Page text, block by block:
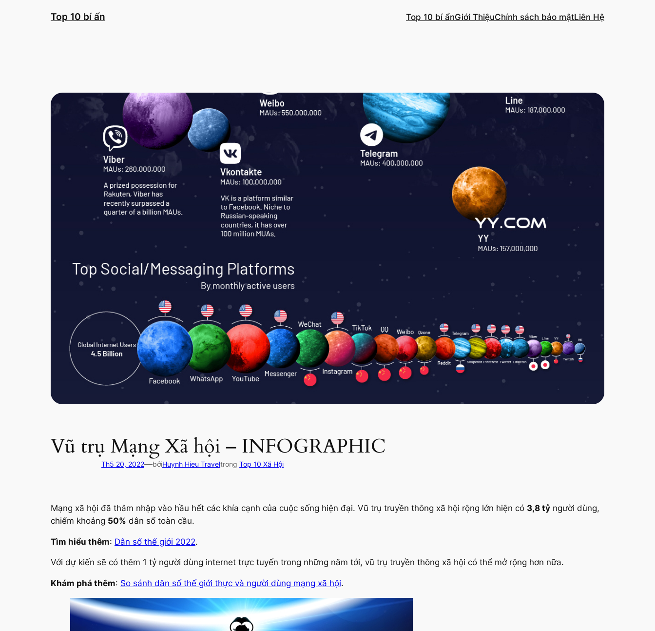
Top 10 bí ấn Top 10 bí ẩnGiới ThiệuChính sách bảo mậtLiên Hệ
Vũ trụ Mạng Xã hội – INFOGRAPHIC
Th5 20, 2022—bởiHuynh Hieu Traveltrong Top 10 Xã Hội
Mạng xã hội đã thâm nhập vào hầu hết các khía cạnh của cuộc sống hiện đại. Vũ trụ truyền thông xã hội rộng lớn hiện có 3,8 tỷ người dùng,
chiếm khoảng 50% dân số toàn cầu.
Tìm hiểu thêm: Dân số thế giới 2022.
Với dự kiến ​​sẽ có thêm 1 tỷ người dùng internet trực tuyến trong những năm tới, vũ trụ truyền thông xã hội có thể mở rộng hơn nữa.
Khám phá thêm: So sánh dân số thế giới thực và người dùng mạng xã hội.